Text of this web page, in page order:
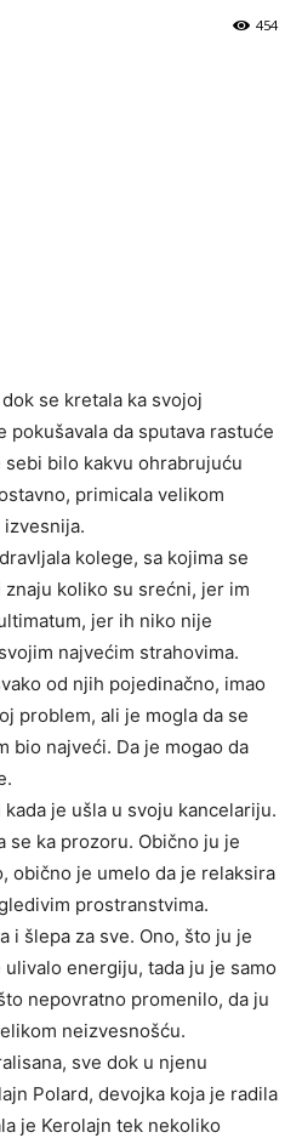
454
se kretala ka svojoj
pokušavala da sputava rastuće
bilo kakvu ohrabrujuću
primicala velikom
kolege, sa kojima se
koliko su srećni, jer im
jer ih niko nije
najvećim strahovima.
od njih pojedinačno, imao
problem, ali je mogla da se
bio najveći. Da je mogao da
je ušla u svoju kancelariju.
se ka prozoru. Obično ju je
obično je umelo da je relaksira
prostranstvima.
i šlepa za sve. Ono, što ju je
energiju, tada ju je samo
nepovratno promenilo, da ju
neizvesnošću.
sve dok u njenu
Polard, devojka koja je radila
je Kerolajn tek nekoliko